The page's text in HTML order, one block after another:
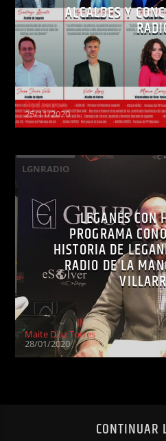
ALCALDES Y
Redaccion
25/11/2020
LGNRADIO
LEGANÉS CON
PROGRAMA
HISTORIA DE
RADIO DE LA
Maite Diaz Torres
28/01/2020
CONTINUAR